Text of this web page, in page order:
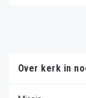
Over kerk in